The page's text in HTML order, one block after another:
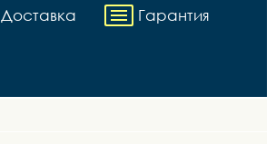
Доставка Гарантия